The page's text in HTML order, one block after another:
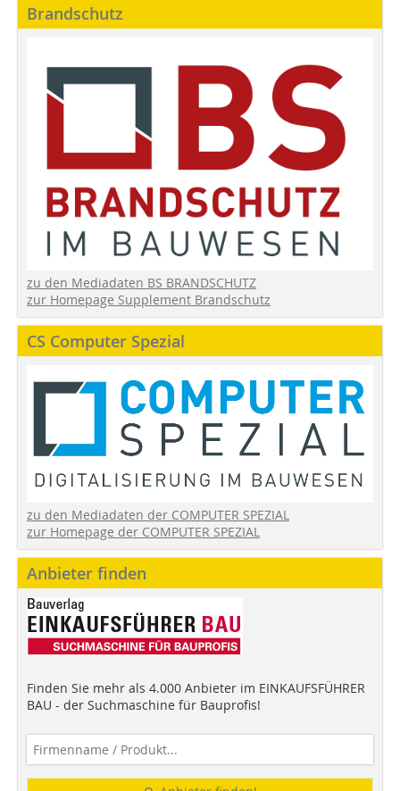
Brandschutz
zu den Mediadaten BS BRANDSCHUTZ
zur Homepage Supplement Brandschutz
CS Computer Spezial
zu den Mediadaten der COMPUTER SPEZIAL
zur Homepage der COMPUTER SPEZIAL
Anbieter finden
Finden Sie mehr als 4.000 Anbieter im EINKAUFSFÜHRER
BAU - der Suchmaschine für Bauprofis!